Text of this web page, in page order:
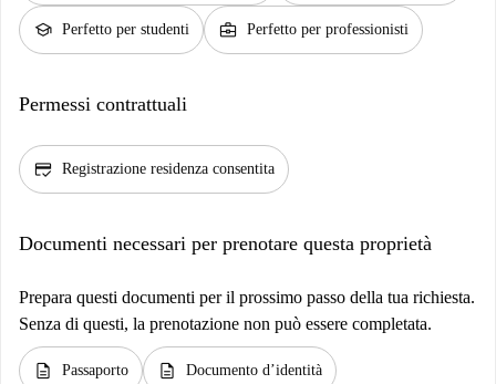
school Perfetto per studenti business_center Perfetto per professionisti
Permessi contrattuali
credit_score Registrazione residenza consentita
Documenti necessari per prenotare questa proprietà
Prepara questi documenti per il prossimo passo della tua richiesta.
Senza di questi, la prenotazione non può essere completata.
description Passaporto description Documento d’identità